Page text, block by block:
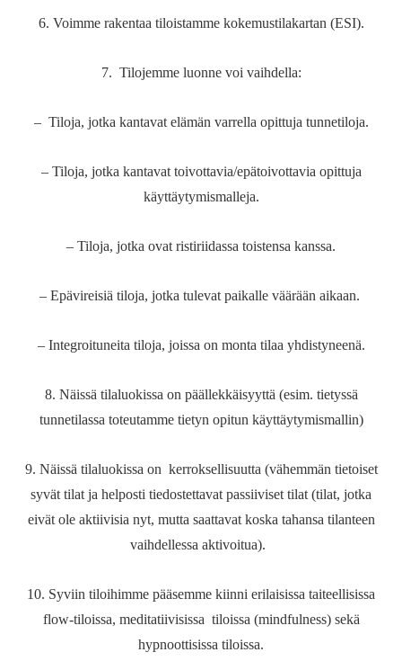
6. Voimme rakentaa tiloistamme kokemustilakartan (ESI).
7. Tilojemme luonne voi vaihdella:
– Tiloja, jotka kantavat elämän varrella opittuja tunnetiloja.
– Tiloja, jotka kantavat toivottavia/epätoivottavia opittuja
käyttäytymismalleja.
– Tiloja, jotka ovat ristiriidassa toistensa kanssa.
– Epävireisiä tiloja, jotka tulevat paikalle väärään aikaan.
– Integroituneita tiloja, joissa on monta tilaa yhdistyneenä.
8. Näissä tilaluokissa on päällekkäisyyttä (esim. tietyssä
tunnetilassa toteutamme tietyn opitun käyttäytymismallin)
9. Näissä tilaluokissa on kerroksellisuutta (vähemmän tietoiset
syvät tilat ja helposti tiedostettavat passiiviset tilat (tilat, jotka
eivät ole aktiivisia nyt, mutta saattavat koska tahansa tilanteen
vaihdellessa aktivoitua).
10. Syviin tiloihimme pääsemme kiinni erilaisissa taiteellisissa
flow-tiloissa, meditatiivisissa tiloissa (mindfulness) sekä
hypnoottisissa tiloissa.